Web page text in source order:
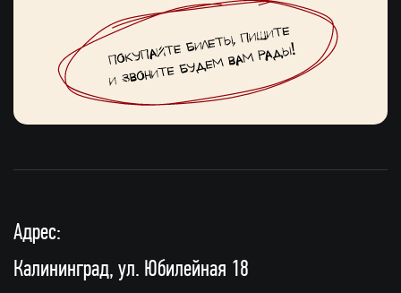
Адрес:
Калининград, ул. Юбилейная 18